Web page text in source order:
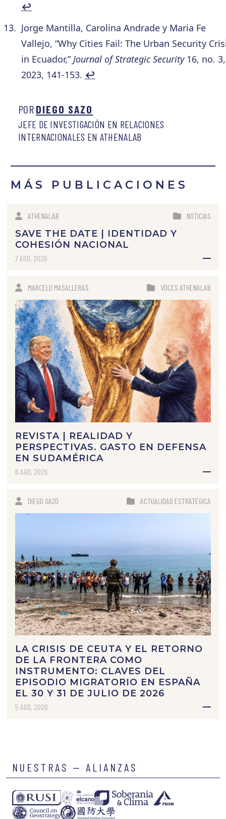
↩︎
Jorge Mantilla, Carolina Andrade y Maria Fe
Vallejo, “Why Cities Fail: The Urban Security
in Ecuador,”Journal of Strategic Security16, no. 3,
2023, 141-153. ↩︎
PORDIEGO SAZO
JEFE DE INVESTIGACIÓN EN RELACIONES
INTERNACIONALES EN ATHENALAB
MÁS PUBLICACIONES
ATHENALAB NOTICIAS
SAVE THE DATE | IDENTIDAD Y
COHESIÓN NACIONAL
7 AGO, 2026
MARCELO MASALLERAS VOCES ATHENALAB
REVISTA | REALIDAD Y
PERSPECTIVAS. GASTO EN DEFENSA
EN SUDAMÉRICA
6 AGO, 2026
DIEGO SAZO ACTUALIDAD ESTRATÉGICA
LA CRISIS DE CEUTA Y EL RETORNO
DE LA FRONTERA COMO
INSTRUMENTO: CLAVES DEL
EPISODIO MIGRATORIO EN ESPAÑA
EL 30 Y 31 DE JULIO DE 2026
5 AGO, 2026
NUESTRAS — ALIANZAS